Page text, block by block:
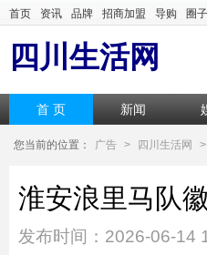
首页 资讯 品牌 招商加盟 导购 圈子
四川生活网
首 页 新闻
您当前的位置： 广告 > 四川生活网 >
淮安浪里马队
发布时间：2026-06-